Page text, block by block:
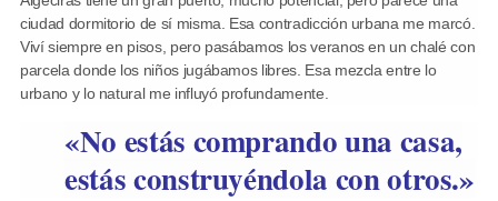
ciudad dormitorio de sí misma. Esa contradicción urbana me marcó.
Viví siempre en pisos, pero pasábamos los veranos en un chalé con
parcela donde los niños jugábamos libres. Esa mezcla entre lo
urbano y lo natural me influyó profundamente.
«No estás comprando una casa,
estás construyéndola con otros.»